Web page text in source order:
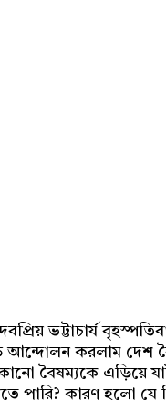
ভট্টাচার্য
করলাম দেশ
বৈষম্যকে এড়িয়ে
পারি? কারণ হলো